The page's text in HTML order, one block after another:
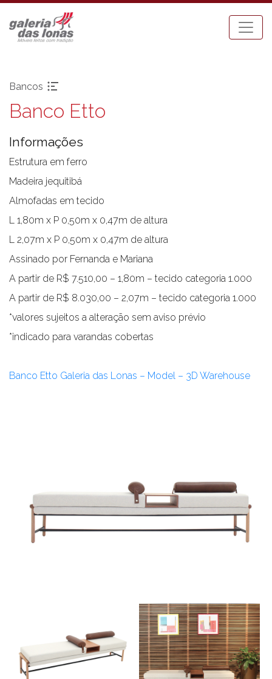
Bancos
Pronta-entrega
Aparadores
Balanços
Bancos
Cadeiras sem braço
Chaises
Carro Bar
Coleção Resort
Puffs
Sofás
Tenda Riviera
Banco Etto
Informações
Estrutura em ferro
Madeira jequitibá
Almofadas em tecido
L 1,80m x P 0,50m x 0,47m de altura
L 2,07m x P 0,50m x 0,47m de altura
Assinado por Fernanda e Mariana
A partir de R$ 7.510,00 – 1,80m – tecido categoria 1.000
A partir de R$ 8.030,00 – 2,07m – tecido categoria 1.000
*valores sujeitos a alteração sem aviso prévio
*indicado para varandas cobertas
Banco Etto Galeria das Lonas – Model – 3D Warehouse